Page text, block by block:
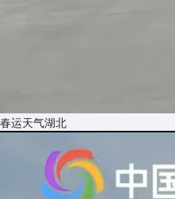
春运天气湖北